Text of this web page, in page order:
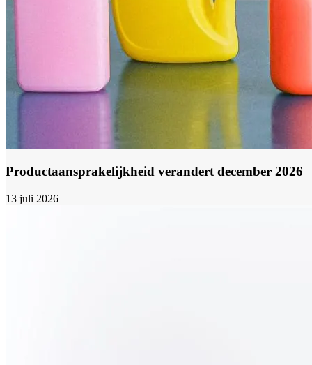
Productaansprakelijkheid verandert december 2026
13 juli 2026